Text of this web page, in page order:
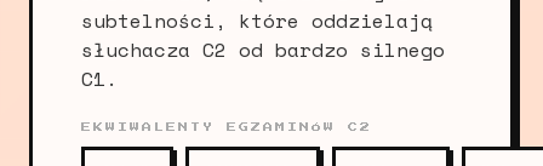
subtelności, które oddzielają
słuchacza C2 od bardzo silnego
C1.
EKWIWALENTY EGZAMINÓW C2